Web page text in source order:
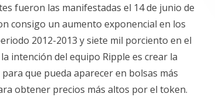
fueron las manifestadas el 14 de junio de
consigo un aumento exponencial en los
2012-2013 y siete mil porciento en el
intención del equipo Ripple es crear la
que pueda aparecer en bolsas más
obtener precios más altos por el token.